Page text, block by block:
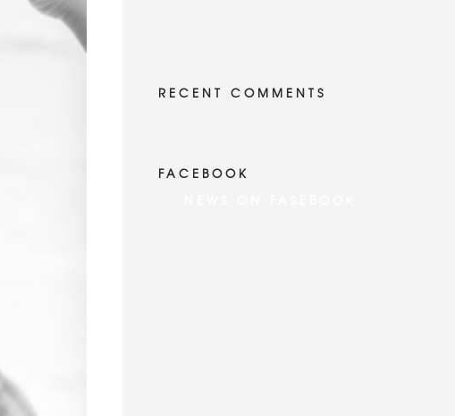
RECENT COMMENTS
FACEBOOK